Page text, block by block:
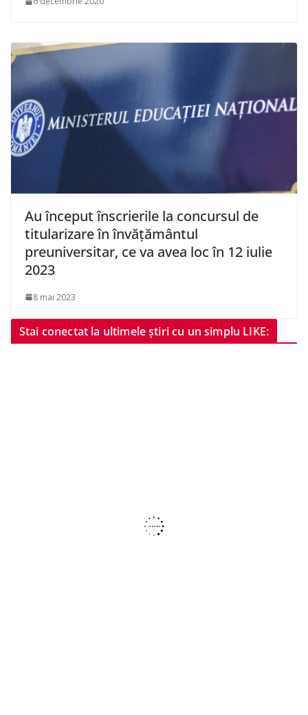
Au început înscrierile la concursul de
titularizare în învăţământul
preuniversitar, ce va avea loc în 12 iulie
2023
8 mai 2023
Stai conectat la ultimele știri cu un simplu LIKE: